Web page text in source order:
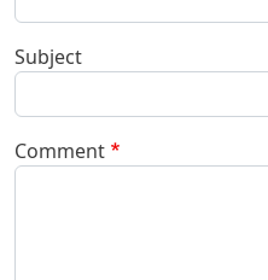
Subject
Comment